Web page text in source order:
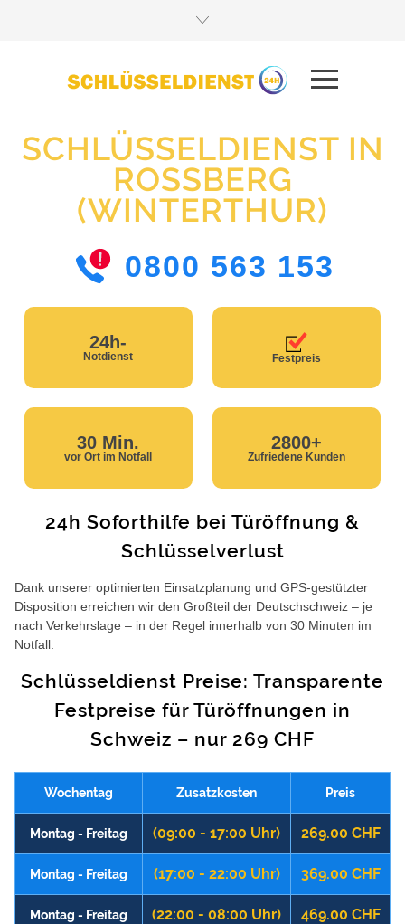
SCHLÜSSELDIENST IN
ROSSBERG
(WINTERTHUR)
0800 563 153
24h-
Notdienst Festpreis
30 Min.
vor Ort im Notfall
2800+
Zufriedene Kunden
24h Soforthilfe bei Türöffnung &
Schlüsselverlust
Dank unserer optimierten Einsatzplanung und GPS-gestützter
Disposition erreichen wir den Großteil der Deutschschweiz – je
nach Verkehrslage – in der Regel innerhalb von 30 Minuten im
Notfall.
Schlüsseldienst Preise: Transparente
Festpreise für Türöffnungen in
Schweiz – nur 269 CHF
Wochentag Zusatzkosten Preis
Montag - Freitag (09:00 - 17:00 Uhr) 269.00 CHF
Montag - Freitag (17:00 - 22:00 Uhr) 369.00 CHF
Montag - Freitag (22:00 - 08:00 Uhr) 469.00 CHF